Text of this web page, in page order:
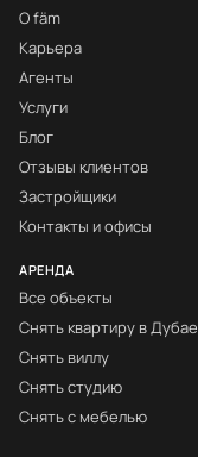
О fäm
Карьера
Агенты
Услуги
Блог
Отзывы клиентов
Застройщики
Контакты и офисы
АРЕНДА
Все объекты
Снять квартиру в Дубае
Снять виллу
Снять студию
Снять с мебелью